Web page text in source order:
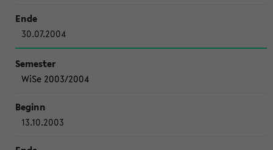
30.07.2004
WiSe 2003/2004
13.10.2003